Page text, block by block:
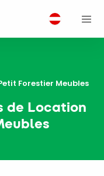
Forestier Meubles
de Location